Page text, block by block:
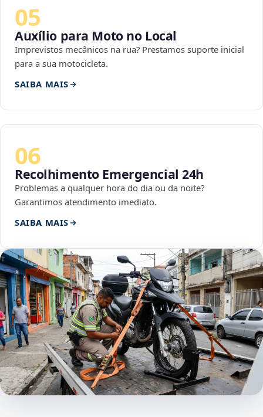
05
Auxílio para Moto no Local
Imprevistos mecânicos na rua? Prestamos suporte inicial
para a sua motocicleta.
SAIBA MAIS
06
Recolhimento Emergencial 24h
Problemas a qualquer hora do dia ou da noite?
Garantimos atendimento imediato.
SAIBA MAIS